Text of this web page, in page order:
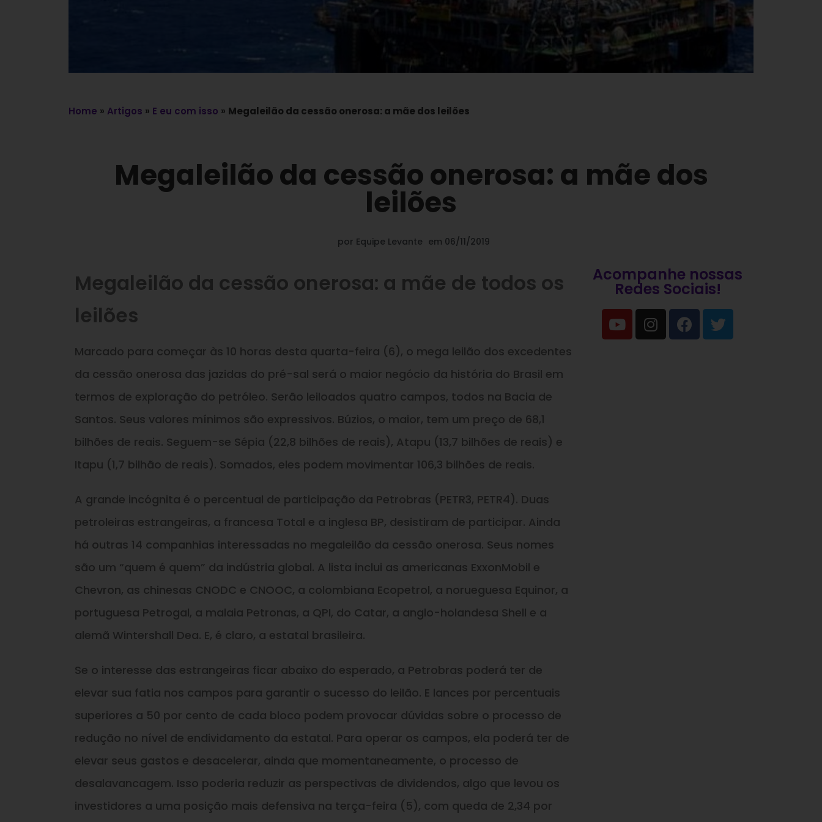
Home » Artigos » E eu com isso » Megaleilão da cessão onerosa: a mãe dos leilões
Megaleilão da cessão onerosa: a mãe dos
leilões
por Equipe Levante em 06/11/2019
Megaleilão da cessão onerosa: a mãe de todos os
leilões
Marcado para começar às 10 horas desta quarta-feira (6), o mega leilão dos excedentes
da cessão onerosa das jazidas do pré-sal será o maior negócio da história do Brasil em
termos de exploração do petróleo. Serão leiloados quatro campos, todos na Bacia de
Santos. Seus valores mínimos são expressivos. Búzios, o maior, tem um preço de 68,1
bilhões de reais. Seguem-se Sépia (22,8 bilhões de reais), Atapu (13,7 bilhões de reais) e
Itapu (1,7 bilhão de reais). Somados, eles podem movimentar 106,3 bilhões de reais.
A grande incógnita é o percentual de participação da Petrobras (PETR3, PETR4). Duas
petroleiras estrangeiras, a francesa Total e a inglesa BP, desistiram de participar. Ainda
há outras 14 companhias interessadas no megaleilão da cessão onerosa. Seus nomes
são um “quem é quem” da indústria global. A lista inclui as americanas ExxonMobil e
Chevron, as chinesas CNODC e CNOOC, a colombiana Ecopetrol, a norueguesa Equinor, a
portuguesa Petrogal, a malaia Petronas, a QPI, do Catar, a anglo-holandesa Shell e a
alemã Wintershall Dea. E, é claro, a estatal brasileira.
Se o interesse das estrangeiras ficar abaixo do esperado, a Petrobras poderá ter de
elevar sua fatia nos campos para garantir o sucesso do leilão. E lances por percentuais
superiores a 50 por cento de cada bloco podem provocar dúvidas sobre o processo de
redução no nível de endividamento da estatal. Para operar os campos, ela poderá ter de
elevar seus gastos e desacelerar, ainda que momentaneamente, o processo de
desalavancagem. Isso poderia reduzir as perspectivas de dividendos, algo que levou os
investidores a uma posição mais defensiva na terça-feira (5), com queda de 2,34 por
Acompanhe nossas
Redes Sociais!